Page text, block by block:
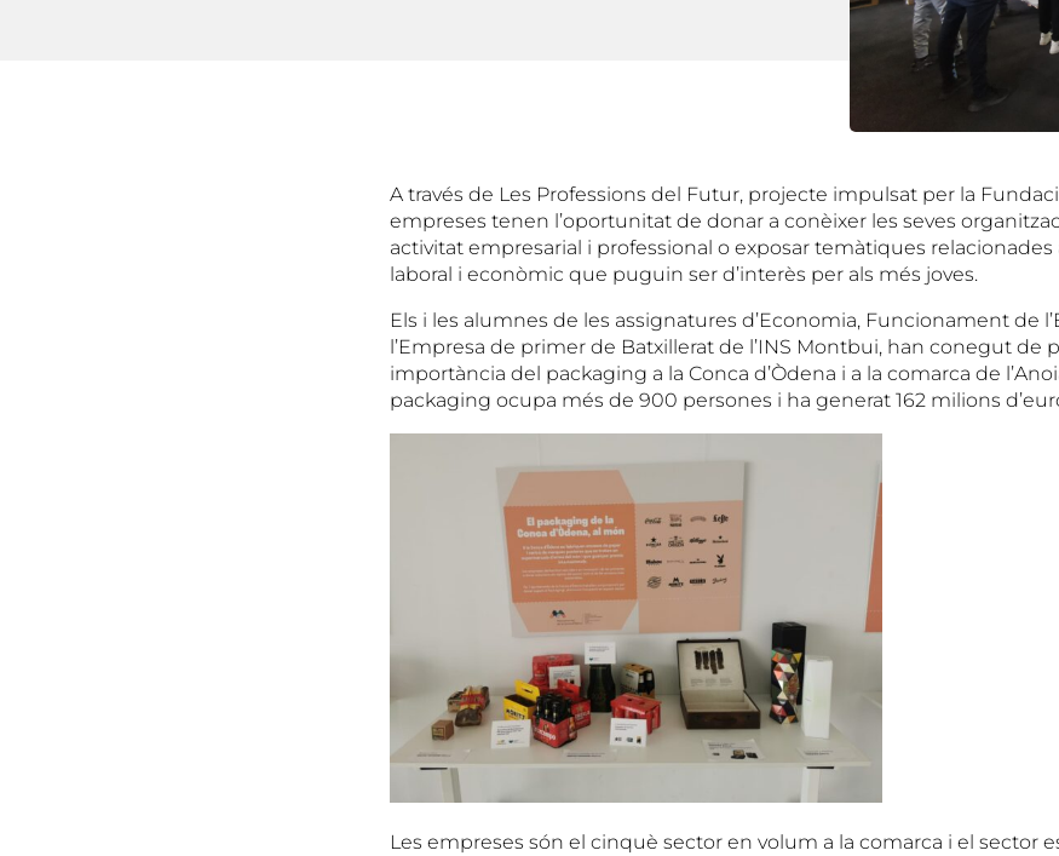
A través de Les Professions del Futur, projecte impulsat per la
empreses tenen l’oportunitat de donar a conèixer les seves
activitat empresarial i professional o exposar temàtiques
laboral i econòmic que puguin ser d’interès per als més joves.
Els i les alumnes de les assignatures d’Economia, Funcionament de
l’Empresa de primer de Batxillerat de l’INS Montbui, han conegut de
importància del packaging a la Conca d’Òdena i a la comarca de
packaging ocupa més de 900 persones i ha generat 162 milions
Les empreses són el cinquè sector en volum a la comarca i el sector